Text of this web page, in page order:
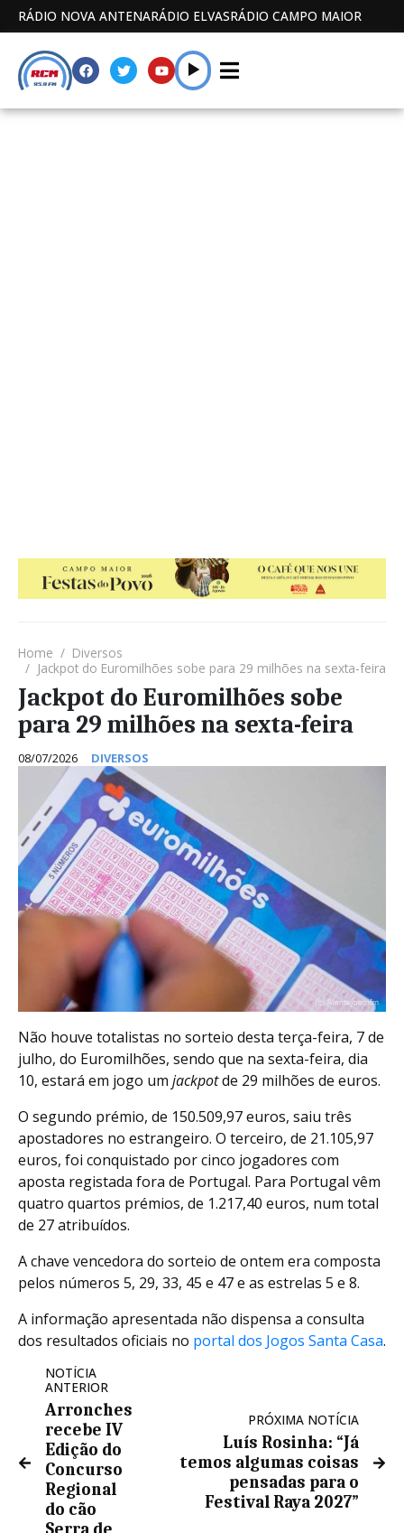
RÁDIO NOVA ANTENARÁDIO ELVASRÁDIO CAMPO MAIOR
Home
Diversos
Jackpot do Euromilhões sobe para 29 milhões na sexta-feira
Jackpot do Euromilhões sobe
para 29 milhões na sexta-feira
08/07/2026 DIVERSOS
Não houve totalistas no sorteio desta terça-feira, 7 de
julho, do Euromilhões, sendo que na sexta-feira, dia
10, estará em jogo um jackpotde 29 milhões de euros.
O segundo prémio, de 150.509,97 euros, saiu três
apostadores no estrangeiro. O terceiro, de 21.105,97
euros, foi conquistado por cinco jogadores com
aposta registada fora de Portugal. Para Portugal vêm
quatro quartos prémios, de 1.217,40 euros, num total
de 27 atribuídos.
A chave vencedora do sorteio de ontem era composta
pelos números 5, 29, 33, 45 e 47 e as estrelas 5 e 8.
A informação apresentada não dispensa a consulta
dos resultados oficiais no portal dos Jogos Santa Casa.
NOTÍCIA
ANTERIOR
Arronches
recebe IV
Edição do
Concurso
Regional
do cão
PRÓXIMA NOTÍCIA
Luís Rosinha: “Já
temos algumas coisas
pensadas para o
Festival Raya 2027”